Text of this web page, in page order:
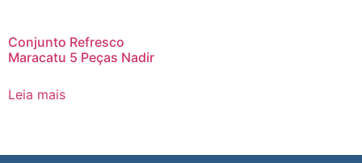
Conjunto Refresco
Maracatu 5 Peças Nadir
Leia mais